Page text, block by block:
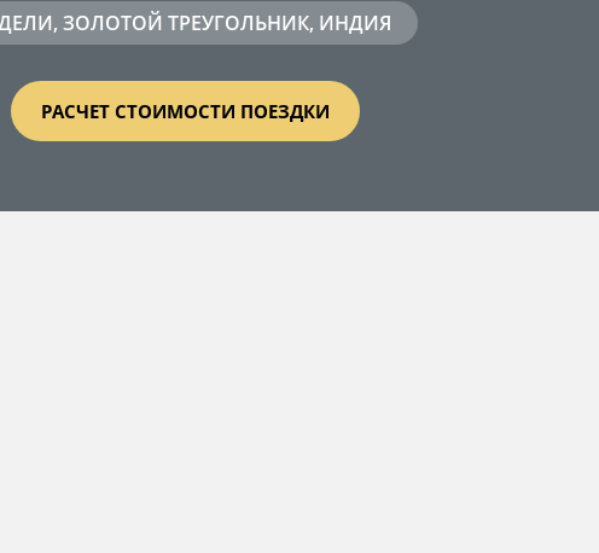
ЗОЛОТОЙ ТРЕУГОЛЬНИК, ИНДИЯ
РАСЧЕТ СТОИМОСТИ ПОЕЗДКИ